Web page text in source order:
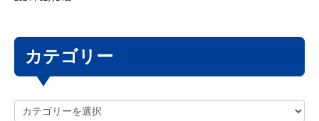
カテゴリー